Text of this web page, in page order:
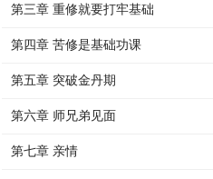
第三章 重修就要打牢基础
第四章 苦修是基础功课
第五章 突破金丹期
第六章 师兄弟见面
第七章 亲情